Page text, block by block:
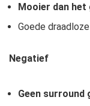
Mooier dan het
Goede
Negatief
Geen surround